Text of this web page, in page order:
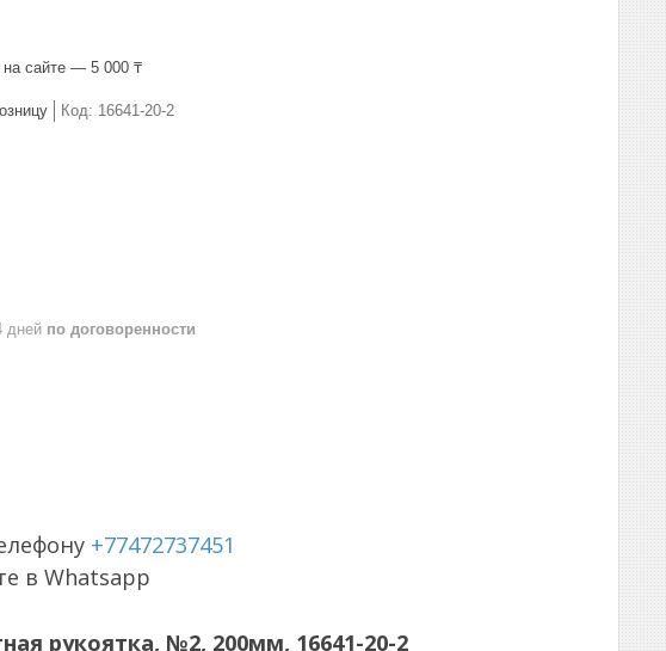
сайте — 5 000 ₸
Код: 16641-20-2
дней по договоренности
+77472737451
в Whatsapp
рукоятка, №2, 200мм, 16641-20-2